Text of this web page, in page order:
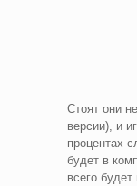
Стоят они
версии), и
процентах
будет в
всего